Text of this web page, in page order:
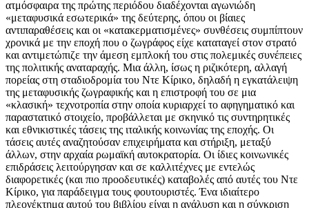
ατμόσφαιρα της πρώτης περιόδου διαδέχονται αγωνιώδη
«μεταφυσικά εσωτερικά» της δεύτερης, όπου οι βίαιες
αντιπαραθέσεις και οι «κατακερματισμένες» συνθέσεις συμπίπτουν
χρονικά με την εποχή που ο ζωγράφος είχε καταταγεί στον στρατό
και αντιμετώπιζε την άμεση εμπλοκή του στις πολεμικές συνέπειες
της πολιτικής αναταραχής. Μια άλλη, ίσως η ριζικότερη, αλλαγή
πορείας στη σταδιοδρομία του Ντε Κίρικο, δηλαδή η εγκατάλειψη
της μεταφυσικής ζωγραφικής και η επιστροφή του σε μια
«κλασική» τεχνοτροπία στην οποία κυριαρχεί το αφηγηματικό και
παραστατικό στοιχείο, προβάλλεται με σκηνικό τις συντηρητικές
και εθνικιστικές τάσεις της ιταλικής κοινωνίας της εποχής. Οι
τάσεις αυτές αναζητούσαν επιχειρήματα και στήριξη, μεταξύ
άλλων, στην αρχαία ρωμαϊκή αυτοκρατορία. Οι ίδιες κοινωνικές
επιδράσεις λειτούργησαν και σε καλλιτέχνες με εντελώς
διαφορετικές (και πιο προοδευτικές) καταβολές από αυτές του Ντε
Κίρικο, για παράδειγμα τους φουτουριστές. Ένα ιδιαίτερο
πλεονέκτημα αυτού του βιβλίου είναι η ανάλυση και η σύγκριση